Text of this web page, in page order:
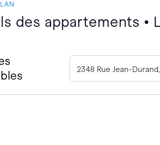
des appartements •
2348 Rue Jean-